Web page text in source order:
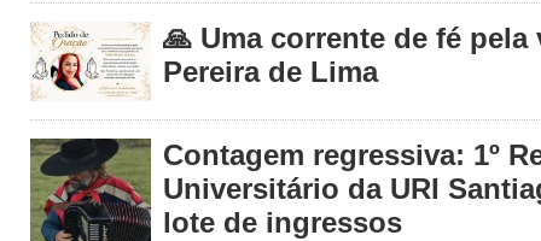
🙏 Uma corrente de fé pela
Pereira de Lima
Contagem regressiva: 1º
Universitário da URI
lote de ingressos